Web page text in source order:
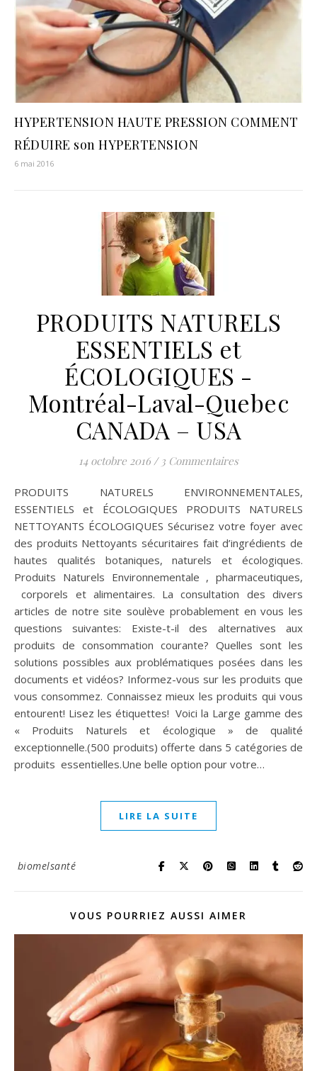
HYPERTENSION HAUTE PRESSION COMMENT
RÉDUIRE son HYPERTENSION
6 mai 2016
PRODUITS NATURELS
ESSENTIELS et
ÉCOLOGIQUES -
Montréal-Laval-Quebec
CANADA – USA
14 octobre 2016 / 3 Commentaires
PRODUITS NATURELS ENVIRONNEMENTALES,
ESSENTIELS et ÉCOLOGIQUES PRODUITS NATURELS
NETTOYANTS ÉCOLOGIQUES Sécurisez votre foyer avec
des produits Nettoyants sécuritaires fait d’ingrédients de
hautes qualités botaniques, naturels et écologiques.
Produits Naturels Environnementale , pharmaceutiques,
corporels et alimentaires. La consultation des divers
articles de notre site soulève probablement en vous les
questions suivantes: Existe-t-il des alternatives aux
produits de consommation courante? Quelles sont les
solutions possibles aux problématiques posées dans les
documents et vidéos? Informez-vous sur les produits que
vous consommez. Connaissez mieux les produits qui vous
entourent! Lisez les étiquettes! Voici la Large gamme des
« Produits Naturels et écologique » de qualité
exceptionnelle.(500 produits) offerte dans 5 catégories de
produits essentielles.Une belle option pour votre…
LIRE LA SUITE
biomelsanté
VOUS POURRIEZ AUSSI AIMER